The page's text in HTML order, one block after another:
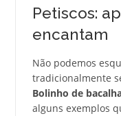
Petiscos:
encantam
Não podemos
tradicionalmente
Bolinho de
alguns exemplos